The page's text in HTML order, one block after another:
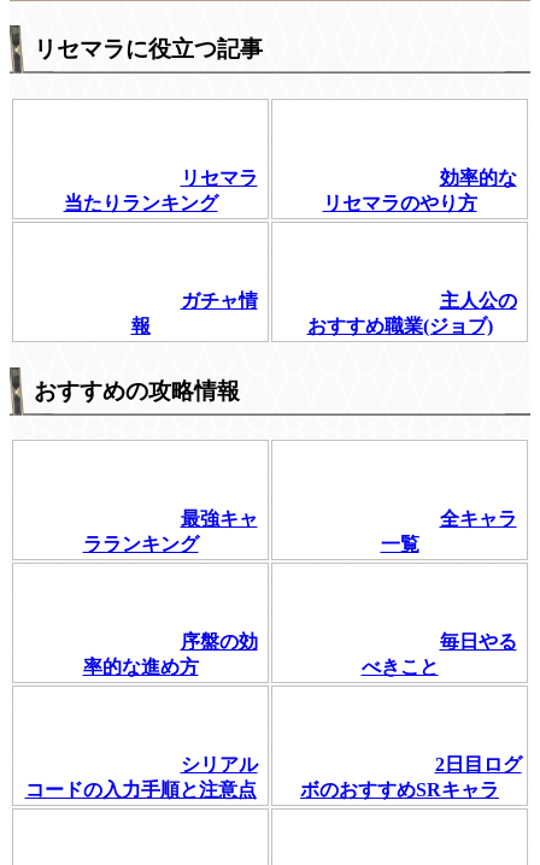
リセマラに役立つ記事
リセマラ
当たりランキング
効率的な
リセマラのやり方
ガチャ情
報
主人公の
おすすめ職業(ジョブ)
おすすめの攻略情報
最強キャ
ラランキング
全キャラ
一覧
序盤の効
率的な進め方
毎日やる
べきこと
シリアル
コードの入力手順と注意点
2日目ログ
ボのおすすめSRキャラ